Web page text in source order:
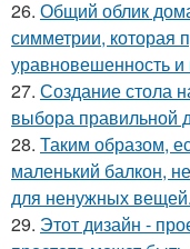
26. Общий облик
симметрии, которая
уравновешенность
27. Создание стола
выбора правильной
28. Таким образом,
маленький балкон,
для ненужных вещей.
29. Этот дизайн -